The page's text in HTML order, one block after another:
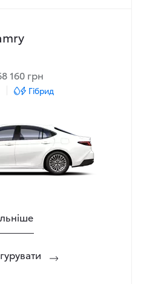
160 грн
Гібрид